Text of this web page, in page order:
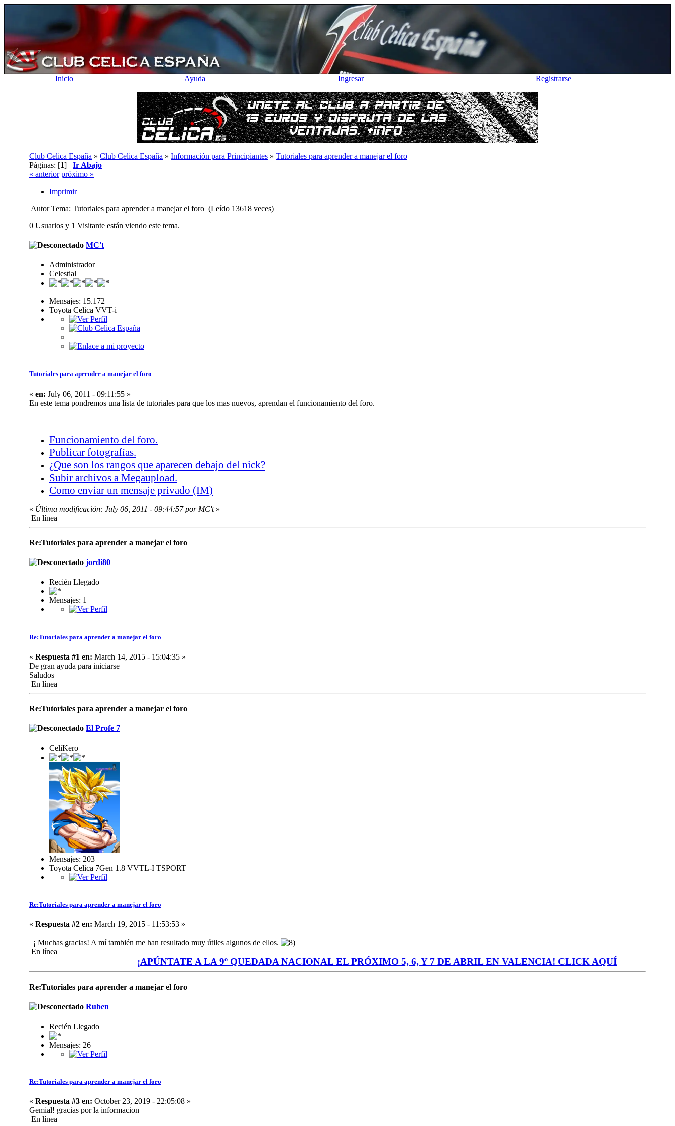
Inicio Ayuda Ingresar Registrarse
Club Celica España » Club Celica España » Información para Principiantes » Tutoriales para aprender a manejar el foro
Páginas: [1] Ir Abajo
« anterior próximo »
Imprimir
Autor Tema: Tutoriales para aprender a manejar el foro (Leído 13618 veces)
0 Usuarios y 1 Visitante están viendo este tema.
MC't
Administrador
Celestial
Mensajes: 15.172
Toyota Celica VVT-i
Tutoriales para aprender a manejar el foro
« en: July 06, 2011 - 09:11:55 »
En este tema pondremos una lista de tutoriales para que los mas nuevos, aprendan el funcionamiento del foro.
Funcionamiento del foro.
Publicar fotografías.
¿Que son los rangos que aparecen debajo del nick?
Subir archivos a Megaupload.
Como enviar un mensaje privado (IM)
« Última modificación: July 06, 2011 - 09:44:57 por MC't»
En línea
Re:Tutoriales para aprender a manejar el foro
jordi80
Recién Llegado
Mensajes: 1
Re:Tutoriales para aprender a manejar el foro
« Respuesta #1 en: March 14, 2015 - 15:04:35 »
De gran ayuda para iniciarse
Saludos
En línea
Re:Tutoriales para aprender a manejar el foro
El Profe 7
CeliKero
Mensajes: 203
Toyota Celica 7Gen 1.8 VVTL-I TSPORT
Re:Tutoriales para aprender a manejar el foro
« Respuesta #2 en: March 19, 2015 - 11:53:53 »
¡ Muchas gracias! A mí también me han resultado muy útiles algunos de ellos.
En línea
¡APÚNTATE A LA 9º QUEDADA NACIONAL EL PRÓXIMO 5, 6, Y 7 DE ABRIL EN VALENCIA! CLICK AQUÍ
Re:Tutoriales para aprender a manejar el foro
Ruben
Recién Llegado
Mensajes: 26
Re:Tutoriales para aprender a manejar el foro
« Respuesta #3 en: October 23, 2019 - 22:05:08 »
Gemial! gracias por la informacion
En línea